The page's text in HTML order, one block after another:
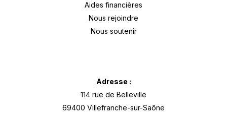
Aides financières
Nous rejoindre
Nous soutenir
Adresse :
114 rue de Belleville
69400 Villefranche-sur-Saône